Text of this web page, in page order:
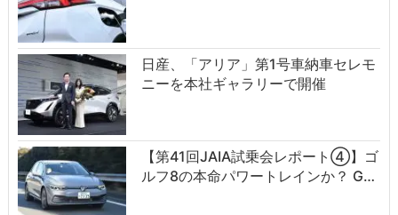
日産、「アリア」第1号車納車セレモ
ニーを本社ギャラリーで開催
【第41回JAIA試乗会レポート④】ゴ
ルフ8の本命パワートレインか？ G…